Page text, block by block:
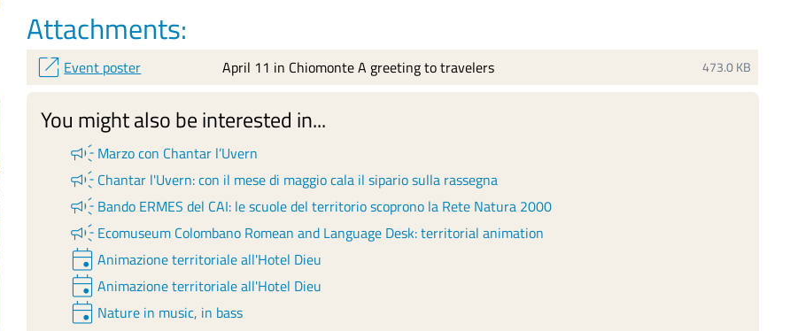
Attachments:
open_in_newEvent poster April 11 in Chiomonte A greeting to travelers 473.0 KB
You might also be interested in...
campaign Marzo con Chantar l’Uvern
campaign Chantar l'Uvern: con il mese di maggio cala il sipario sulla rassegna
campaign Bando ERMES del CAI: le scuole del territorio scoprono la Rete Natura 2000
campaign Ecomuseum Colombano Romean and Language Desk: territorial animation
eventAnimazione territoriale all'Hotel Dieu
eventAnimazione territoriale all'Hotel Dieu
event Nature in music, in bass